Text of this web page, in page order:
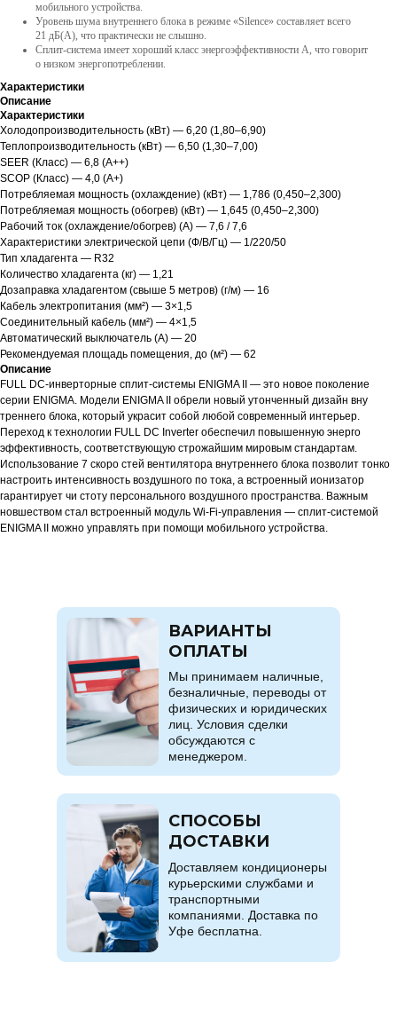
мобильного устройства.
Уровень шума внутреннего блока в режиме «Silence» составляет всего
21 дБ(А), что практически не слышно.
Сплит-система имеет хороший класс энергоэффективности А, что говорит
о низком энергопотреблении.
Характеристики
Описание
Характеристики
Холодопроизводительность (кВт) — 6,20 (1,80–6,90)
Теплопроизводительность (кВт) — 6,50 (1,30–7,00)
SEER (Класс) — 6,8 (A++)
SCOP (Класс) — 4,0 (A+)
Потребляемая мощность (охлаждение) (кВт) — 1,786 (0,450–2,300)
Потребляемая мощность (обогрев) (кВт) — 1,645 (0,450–2,300)
Рабочий ток (охлаждение/обогрев) (А) — 7,6 / 7,6
Характеристики электрической цепи (Ф/В/Гц) — 1/220/50
Тип хладагента — R32
Количество хладагента (кг) — 1,21
Дозаправка хладагентом (свыше 5 метров) (г/м) — 16
Кабель электропитания (мм²) — 3×1,5
Соединительный кабель (мм²) — 4×1,5
Автоматический выключатель (А) — 20
Рекомендуемая площадь помещения, до (м²) — 62
Описание
FULL DC-инверторные сплит-системы ENIGMA II — это новое поколение
серии ENIGMA. Модели ENIGMA II обрели новый утонченный дизайн вну
треннего блока, который украсит собой любой современный интерьер.
Переход к технологии FULL DC Inverter обеспечил повышенную энерго
эффективность, соответствующую строжайшим мировым стандартам.
Использование 7 скоро стей вентилятора внутреннего блока позволит тонко
настроить интенсивность воздушного по тока, а встроенный ионизатор
гарантирует чи стоту персонального воздушного пространства. Важным
новшеством стал встроенный модуль Wi-Fi-управления — сплит-системой
ENIGMA II можно управлять при помощи мобильного устройства.
Мы принимаем наличные,
безналичные, переводы от
физических и юридических
лиц. Условия сделки
обсуждаются с
менеджером.
ВАРИАНТЫ
ОПЛАТЫ
Доставляем кондиционеры
курьерскими службами и
транспортными
компаниями. Доставка по
Уфе бесплатна.
СПОСОБЫ
ДОСТАВКИ